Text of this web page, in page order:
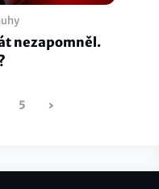
nezapomněl.
5 ›